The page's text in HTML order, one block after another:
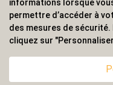
ALVS, fournisseur
professionnels. Une
couverture
informations lorsque
permettre d’accéder à
des mesures de
cliquez sur